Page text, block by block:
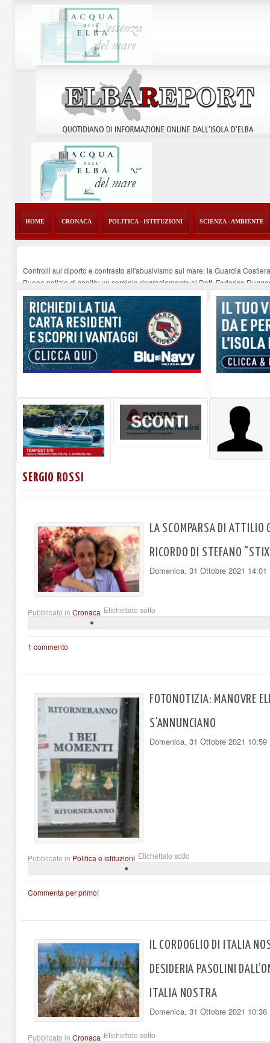
HOME CRONACA POLITICA - ISTITUZIONI SCIENZA - AMBIENTE
Controlli sul diporto e contrasto all'abusivismo sul mare: la Guardia
Buone notizie di sanità: un cordiale ringraziamento al Dott. Federico
Altiero Spinelli e Ursula Hirschmann all'Elba: riaffiora una testimonianza
Capoliveri, potenziata la pulizia dei bordi stradali -07-08-2026
Marina di Campo tra i porti interessati dal nuovo piano dell'Autorità
SERGIO ROSSI
LA SCOMPARSA DI ATTILIO
RICORDO DI STEFANO
Domenica, 31 Ottobre 2021 14:01
Pubblicato in Cronaca Etichettato sotto
1 commento
FOTONOTIZIA: MANOVRE
S'ANNUNCIANO
Domenica, 31 Ottobre 2021 10:59
Pubblicato in Politica e istituzioni Etichettato sotto
Commenta per primo!
IL CORDOGLIO DI ITALIA
DESIDERIA PASOLINI
ITALIA NOSTRA
Domenica, 31 Ottobre 2021 10:36
Pubblicato in Cronaca Etichettato sotto